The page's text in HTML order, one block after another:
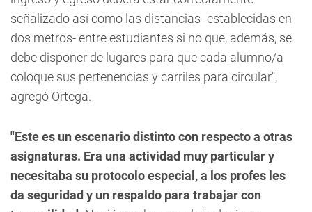
señalizado así como las distancias- establecidas en
dos metros- entre estudiantes si no que, además, se
debe disponer de lugares para que cada alumno/a
coloque sus pertenencias y carriles para circular",
agregó Ortega.
"Este es un escenario distinto con respecto a otras
asignaturas. Era una actividad muy particular y
necesitaba su protocolo especial, a los profes les
da seguridad y un respaldo para trabajar con